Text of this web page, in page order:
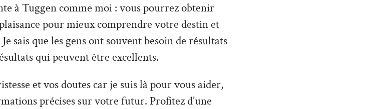
à Tuggen comme moi : vous pourrez obtenir
pour mieux comprendre votre destin et
sais que les gens ont souvent besoin de résultats
qui peuvent être excellents.
et vos doutes car je suis là pour vous aider,
précises sur votre futur. Profitez d’une